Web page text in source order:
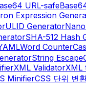
URL-safe
Expression
ULID Generator
SHA-512 Hash
Word Counter
String Escape
XML ValidatorXML
MinifierCSS 단위 변